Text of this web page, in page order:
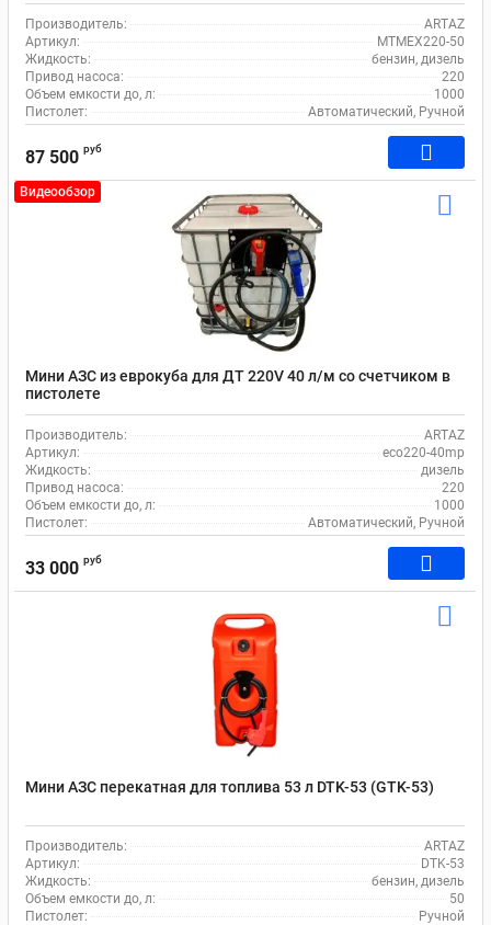
Производитель:
ARTAZ
Артикул:
MTMEX220-50
Жидкость:
бензин, дизель
Привод насоса:
220
Объем емкости до, л:
1000
Пистолет:
Автоматический, Ручной
87 500 руб
Видеообзор
Мини АЗС из еврокуба для ДТ 220V 40 л/м со счетчиком в
пистолете
Производитель:
ARTAZ
Артикул:
eco220-40mp
Жидкость:
дизель
Привод насоса:
220
Объем емкости до, л:
1000
Пистолет:
Автоматический, Ручной
33 000 руб
Мини АЗС перекатная для топлива 53 л DTK-53 (GTK-53)
Производитель:
ARTAZ
Артикул:
DTK-53
Жидкость:
бензин, дизель
Объем емкости до, л:
50
Пистолет:
Ручной